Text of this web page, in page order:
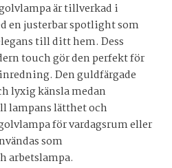
är tillverkad i
en justerbar spotlight som
till ditt hem. Dess
touch gör den perfekt för
Den guldfärgade
lyxig känsla medan
lampans lätthet och
för vardagsrum eller
som
arbetslampa.